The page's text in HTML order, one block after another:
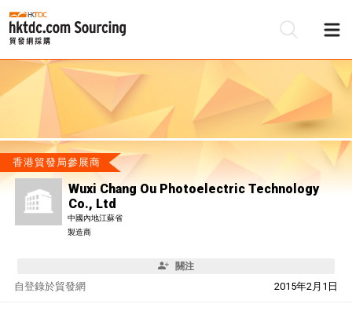
香港貿發局參展商
Wuxi Chang Ou Photoelectric Technology
Co., Ltd
中國內地江蘇省
製造商
關注
自 2015年2月1日
登錄於貿發網